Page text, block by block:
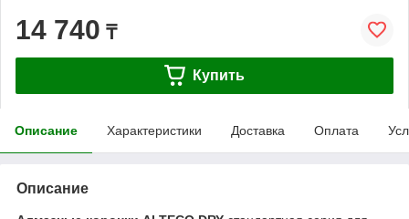
14 740 ₸
Купить
Описание Характеристики Доставка Оплата
Описание